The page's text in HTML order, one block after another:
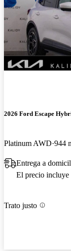
2026 Ford Escape
Platinum AWD 944
Entrega a
El precio incluye
Trato justo